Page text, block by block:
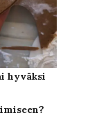
hyväksi